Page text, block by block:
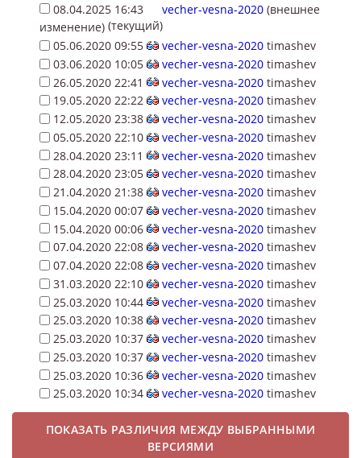
08.04.2025 16:43
vecher-vesna-2020 (внешнее
изменение)(текущий)
05.06.2020 09:55
vecher-vesna-2020 timashev
03.06.2020 10:05
vecher-vesna-2020 timashev
26.05.2020 22:41
vecher-vesna-2020 timashev
19.05.2020 22:22
vecher-vesna-2020 timashev
12.05.2020 23:38
vecher-vesna-2020 timashev
05.05.2020 22:10
vecher-vesna-2020 timashev
28.04.2020 23:11
vecher-vesna-2020 timashev
28.04.2020 23:05
vecher-vesna-2020 timashev
21.04.2020 21:38
vecher-vesna-2020 timashev
15.04.2020 00:07
vecher-vesna-2020 timashev
15.04.2020 00:06
vecher-vesna-2020 timashev
07.04.2020 22:08
vecher-vesna-2020 timashev
07.04.2020 22:08
vecher-vesna-2020 timashev
31.03.2020 22:10
vecher-vesna-2020 timashev
25.03.2020 10:44
vecher-vesna-2020 timashev
25.03.2020 10:38
vecher-vesna-2020 timashev
25.03.2020 10:37
vecher-vesna-2020 timashev
25.03.2020 10:37
vecher-vesna-2020 timashev
25.03.2020 10:36
vecher-vesna-2020 timashev
25.03.2020 10:34
vecher-vesna-2020 timashev
ПОКАЗАТЬ РАЗЛИЧИЯ МЕЖДУ ВЫБРАННЫМИ
ВЕРСИЯМИ